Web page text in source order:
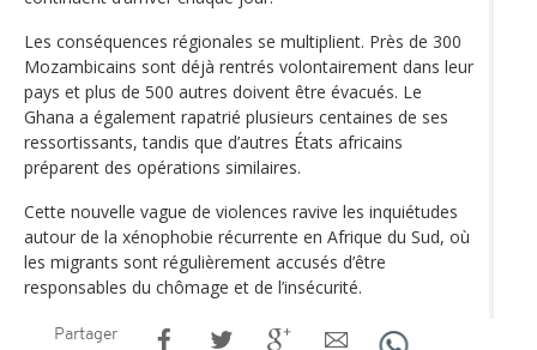
Les conséquences régionales se multiplient. Près de 300
Mozambicains sont déjà rentrés volontairement dans leur
pays et plus de 500 autres doivent être évacués. Le
Ghana a également rapatrié plusieurs centaines de ses
ressortissants, tandis que d’autres États africains
préparent des opérations similaires.
Cette nouvelle vague de violences ravive les inquiétudes
autour de la xénophobie récurrente en Afrique du Sud, où
les migrants sont régulièrement accusés d’être
responsables du chômage et de l’insécurité.
Partager